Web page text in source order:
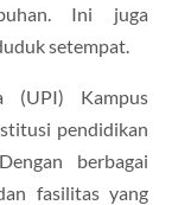
Ini juga
setempat.
(UPI) Kampus
pendidikan
berbagai
fasilitas yang